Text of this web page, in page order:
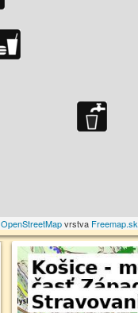
OpenStreetMapvrstva Freemap.sk